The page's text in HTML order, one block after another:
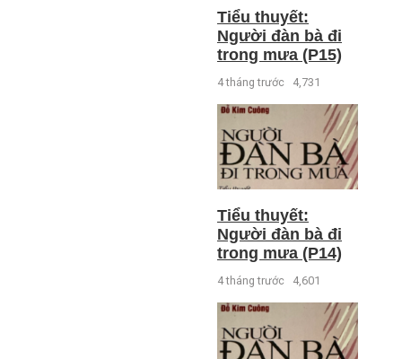
Tiểu thuyết:
Người đàn bà đi
trong mưa (P15)
4 tháng trước 4,731
Tiểu thuyết:
Người đàn bà đi
trong mưa (P14)
4 tháng trước 4,601